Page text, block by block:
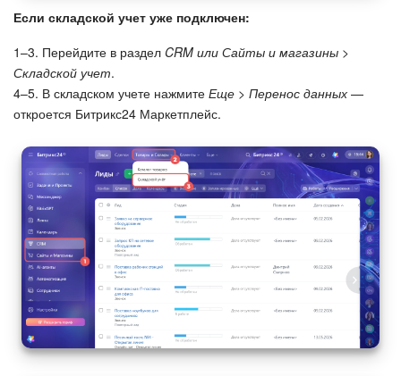
Если складской учет уже подключен:
1–3. Перейдите в раздел CRM или Сайты и магазины >
Складской учет.
4–5. В складском учете нажмите Еще > Перенос данных —
откроется Битрикс24 Маркетплейс.